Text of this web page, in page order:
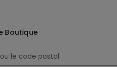
Boutique